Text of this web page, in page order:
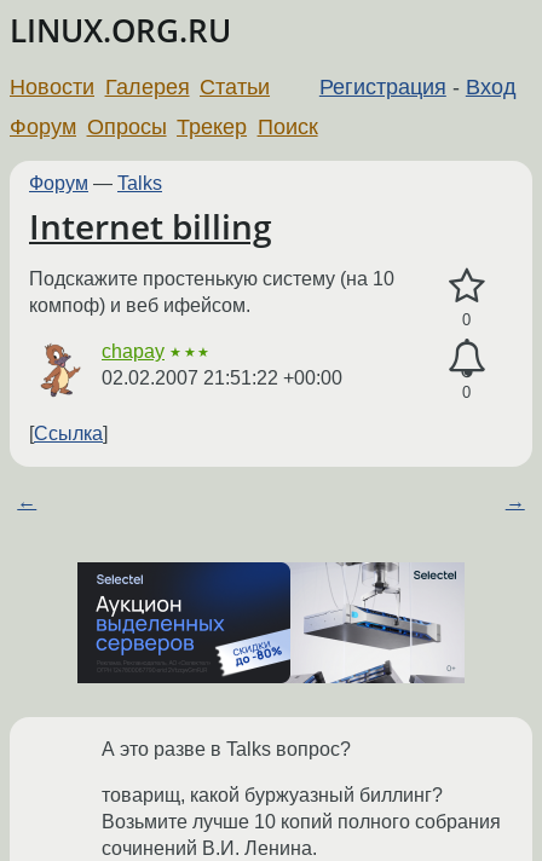
LINUX.ORG.RU
Регистрация - Вход
Новости Галерея Статьи
Форум Опросы Трекер Поиск
Форум — Talks
Internet billing
0
0
Подскажите простенькую систему (на 10
компоф) и веб ифейсом.
chapay ★★★
02.02.2007 21:51:22 +00:00
Ссылка
← →
А это разве в Talks вопрос?
товарищ, какой буржуазный биллинг?
Возьмите лучше 10 копий полного собрания
сочинений В.И. Ленина.